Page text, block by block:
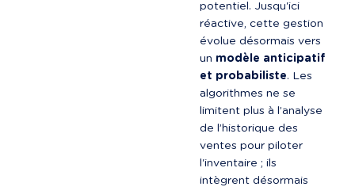
potentiel. Jusqu'ici
réactive, cette gestion
évolue désormais vers
un modèle anticipatif
et probabiliste. Les
algorithmes ne se
limitent plus à l’analyse
de l’historique des
ventes pour piloter
l'inventaire ; ils
intègrent désormais